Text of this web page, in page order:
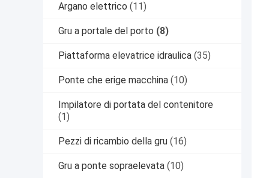
Argano elettrico (11)
Gru a portale del porto (8)
Piattaforma elevatrice idraulica (35)
Ponte che erige macchina (10)
Impilatore di portata del contenitore
(1)
Pezzi di ricambio della gru (16)
Gru a ponte sopraelevata (10)